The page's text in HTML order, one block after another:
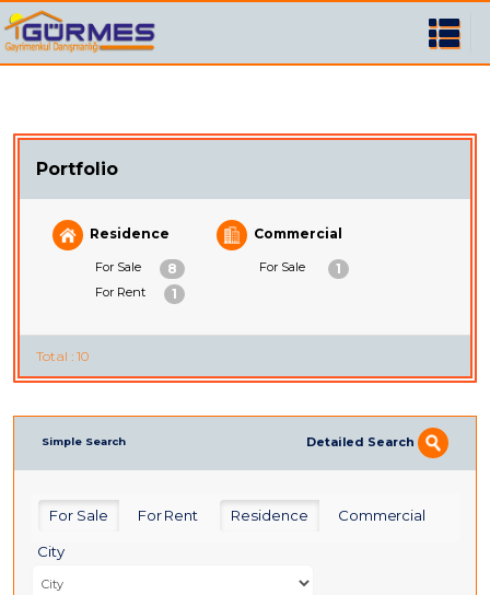
Portfolio
Residence
For Sale 8
For Rent 1
Commercial
For Sale 1
Total : 10
Simple Search Detailed Search
For Sale For Rent Residence Commercial
City